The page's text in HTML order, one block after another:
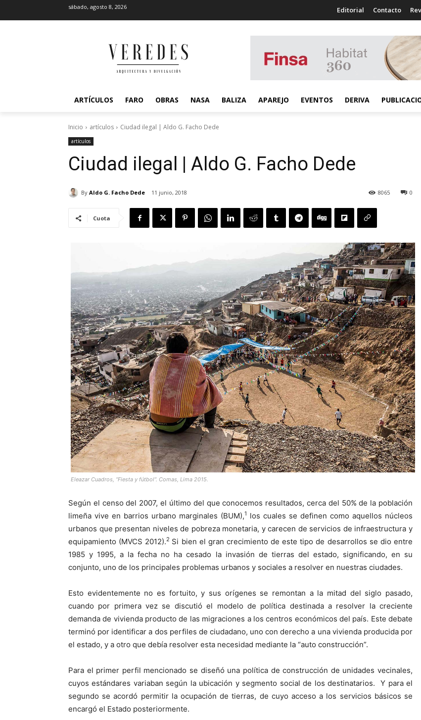
sábado, agosto 8, 2026 Editorial Contacto
ARTÍCULOS FARO OBRAS NASA BALIZA APAREJO EVENTOS DERIVA
Inicio artículos Ciudad ilegal | Aldo G. Facho Dede
artículos
Ciudad ilegal | Aldo G. Facho Dede
By Aldo G. Facho Dede 11 junio, 2018 0
8065
Cuota
Eleazar Cuadros, “Fiesta y fútbol”. Comas, Lima 2015.
Según el censo del 2007, el último del que conocemos resultados, cerca del 50% de la población
limeña vive en barrios urbano marginales (BUM),1 los cuales se definen como aquellos núcleos
urbanos que presentan niveles de pobreza monetaria, y carecen de servicios de infraestructura y
equipamiento (MVCS 2012).2 Si bien el gran crecimiento de este tipo de desarrollos se dio entre
1985 y 1995, a la fecha no ha cesado la invasión de tierras del estado, significando, en su
conjunto, uno de los principales problemas urbanos y sociales a resolver en nuestras ciudades.
Esto evidentemente no es fortuito, y sus orígenes se remontan a la mitad del siglo pasado,
cuando por primera vez se discutió el modelo de política destinada a resolver la creciente
demanda de vivienda producto de las migraciones a los centros económicos del país. Este debate
terminó por identificar a dos perfiles de ciudadano, uno con derecho a una vivienda producida por
el estado, y a otro que debía resolver esta necesidad mediante la “auto construcción”.
Para el primer perfil mencionado se diseñó una política de construcción de unidades vecinales,
cuyos estándares variaban según la ubicación y segmento social de los destinatarios. Y para el
segundo se acordó permitir la ocupación de tierras, de cuyo acceso a los servicios básicos se
encargó el Estado posteriormente.